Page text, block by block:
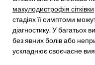
макулодистрофія сітківки
стадіях її симптоми
діагностику. У багатьох
без явних болів або
ускладнює своєчасне